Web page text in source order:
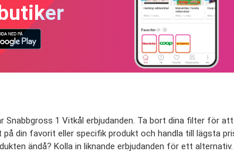
Snabbgross 1 Vitkål erbjudanden. Ta bort dina filter för
din favorit eller specifik produkt och handla till lägsta
ändå? Kolla in liknande erbjudanden för ett alternativ.